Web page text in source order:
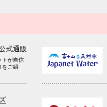
式通販
トが自信
をご紹